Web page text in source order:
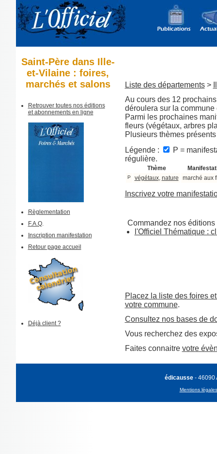
Saint-Père dans Ille-
et-Vilaine : foires,
marchés et salons
Retrouver toutes nos éditions
et abonnements en ligne
Règlementation
F.A.Q.
Inscription manifestation
Retour page accueil
Déjà client ?
Liste des départements>
Au cours des 12
déroulera sur la
Parmi les prochaines
fleurs (végétaux, arbres
Plusieurs thèmes
Légende :
P =
régulière.
Thème
P végétaux, nature marché aux
Inscrivez votre
Commandez nos éditions
l'Officiel Thématique :
Placez la liste des foires
votre commune.
Consultez nos bases de
Vous recherchez des
Faites connaitre votre
édicausse - 46090
Mentions légales